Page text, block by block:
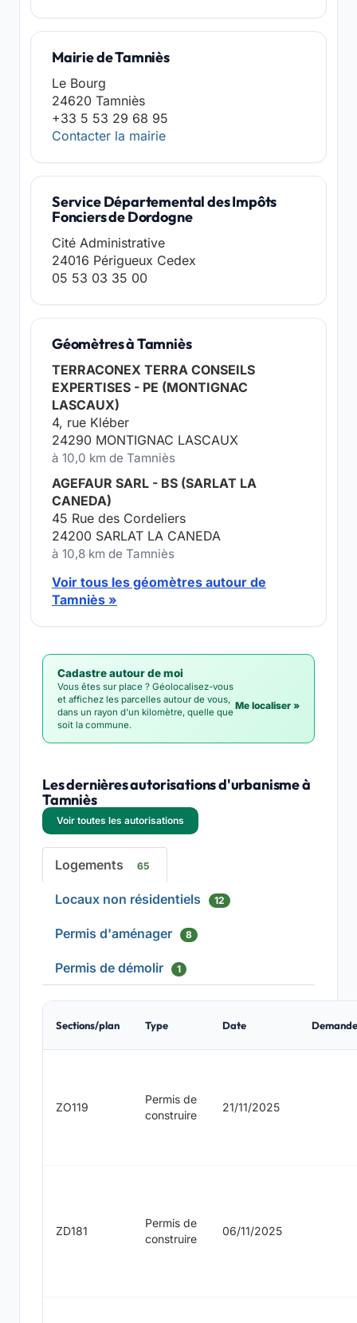
Mairie de Tamniès
Le Bourg
24620 Tamniès
+33 5 53 29 68 95
Contacter la mairie
Service Départemental des Impôts
Fonciers de Dordogne
Cité Administrative
24016 Périgueux Cedex
05 53 03 35 00
Géomètres à Tamniès
TERRACONEX TERRA CONSEILS
EXPERTISES - PE (MONTIGNAC
LASCAUX)
4, rue Kléber
24290 MONTIGNAC LASCAUX
à 10,0 km de Tamniès
AGEFAUR SARL - BS (SARLAT LA
CANEDA)
45 Rue des Cordeliers
24200 SARLAT LA CANEDA
à 10,8 km de Tamniès
Voir tous les géomètres autour de
Tamniès »
Cadastre autour de moi
Vous êtes sur place ? Géolocalisez-vous
et affichez les parcelles autour de vous,
dans un rayon d'un kilomètre, quelle que
soit la commune.
Me localiser »
Les dernières autorisations d'urbanisme à
Tamniès
Voir toutes les autorisations
Logements 65
Locaux non résidentiels 12
Permis d'aménager 8
Permis de démolir 1
Sections/plan Type Date
ZO119
Permis de
construire
21/11/2025
ZD181
Permis de
construire
06/11/2025